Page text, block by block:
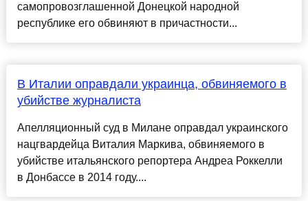
самопровозглашенной Донецкой народной
республике его обвиняют в причастности...
В Италии оправдали украинца, обвиняемого в
убийстве журналиста
Апелляционный суд в Милане оправдал украинского
нацгвардейца Виталия Маркива, обвиняемого в
убийстве итальянского репортера Андреа Роккелли
в Донбассе в 2014 году....